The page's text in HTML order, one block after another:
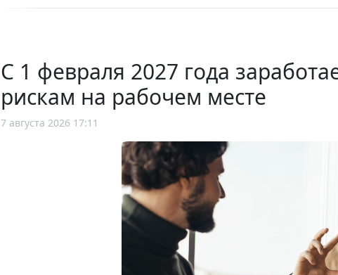
С 1 февраля 2027 года
рискам на рабочем месте
7 августа 2026 17:11